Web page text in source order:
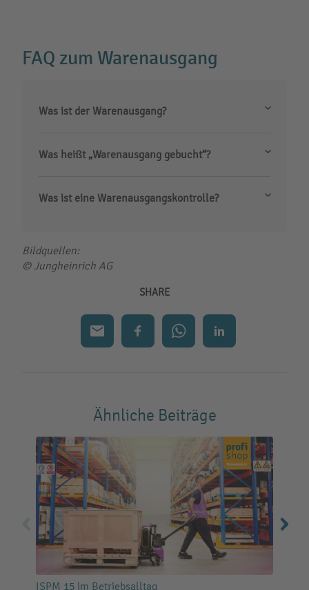
FAQ zum Warenausgang
Was ist der Warenausgang?
Was heißt „Warenausgang gebucht“?
Was ist eine Warenausgangskontrolle?
Bildquellen:
© Jungheinrich AG
SHARE
Ähnliche Beiträge
ISPM 15 im Betriebsalltag